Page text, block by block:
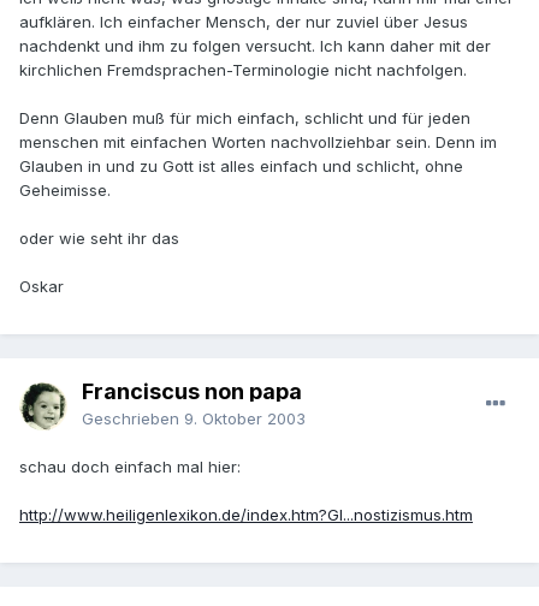
aufklären. Ich einfacher Mensch, der nur zuviel über Jesus
nachdenkt und ihm zu folgen versucht. Ich kann daher mit der
kirchlichen Fremdsprachen-Terminologie nicht nachfolgen.
Denn Glauben muß für mich einfach, schlicht und für jeden
menschen mit einfachen Worten nachvollziehbar sein. Denn im
Glauben in und zu Gott ist alles einfach und schlicht, ohne
Geheimisse.
oder wie seht ihr das
Oskar
Franciscus non papa
Geschrieben 9. Oktober 2003
schau doch einfach mal hier:
http://www.heiligenlexikon.de/index.htm?Gl...nostizismus.htm